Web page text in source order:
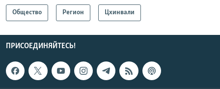
Общество Регион Цхинвали
ПРИСОЕДИНЯЙТЕСЬ!